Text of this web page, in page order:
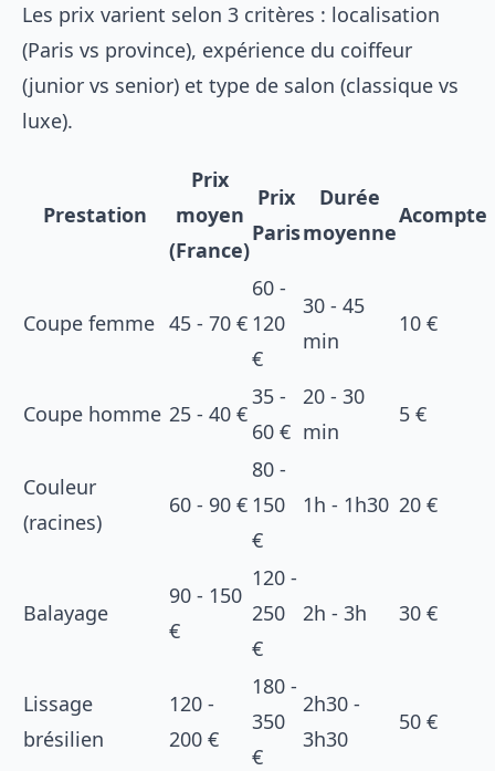
Les prix varient selon 3 critères : localisation
(Paris vs province), expérience du coiffeur
(junior vs senior) et type de salon (classique vs
luxe).
Prestation
Prix
moyen
(France)
Prix
Paris
Durée
moyenne
Acompte
Coupe femme 45 - 70 €
60 -
120
€
30 - 45
min
10 €
Coupe homme 25 - 40 €
35 -
60 €
20 - 30
min
5 €
Couleur
(racines)
60 - 90 €
80 -
150
€
1h - 1h30 20 €
Balayage
90 - 150
€
120 -
250
€
2h - 3h 30 €
Lissage
brésilien
120 -
200 €
180 -
350
€
2h30 -
3h30
50 €